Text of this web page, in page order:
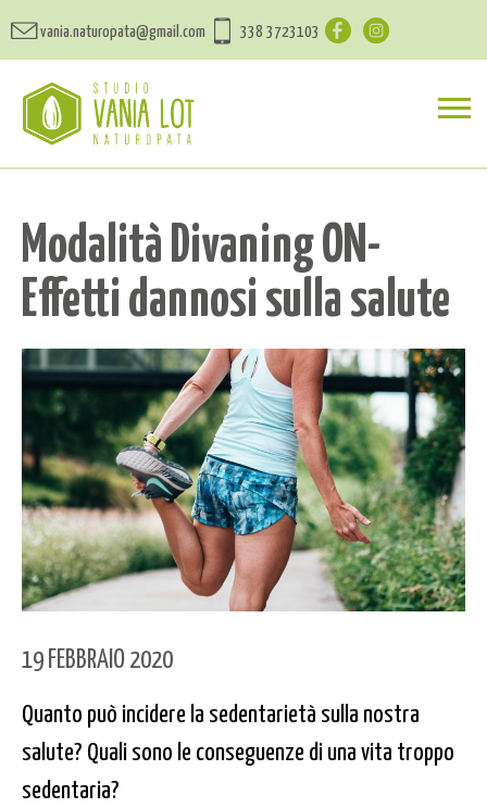
vania.naturopata@gmail.com 338 3723103
Modalità Divaning ON-
Effetti dannosi sulla salute
19 FEBBRAIO 2020
Quanto può incidere la sedentarietà sulla nostra
salute? Quali sono le conseguenze di una vita troppo
sedentaria?